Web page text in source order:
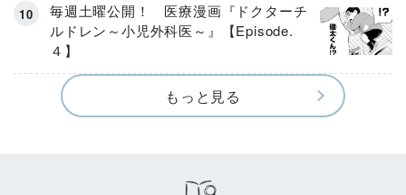
毎週土曜公開！ 医療漫画『ドクターチ
ルドレン～小児外科医～』【Episode.
４】
もっと見る